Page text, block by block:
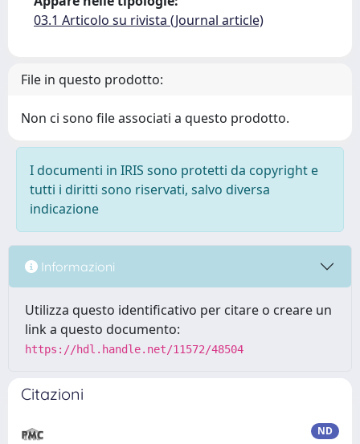
03.1 Articolo su rivista (Journal article)
File in questo prodotto:
Non ci sono file associati a questo prodotto.
I documenti in IRIS sono protetti da copyright e
tutti i diritti sono riservati, salvo diversa
indicazione
Informazioni
Utilizza questo identificativo per citare o creare un
link a questo documento:
https://hdl.handle.net/11572/48504
Citazioni
ND